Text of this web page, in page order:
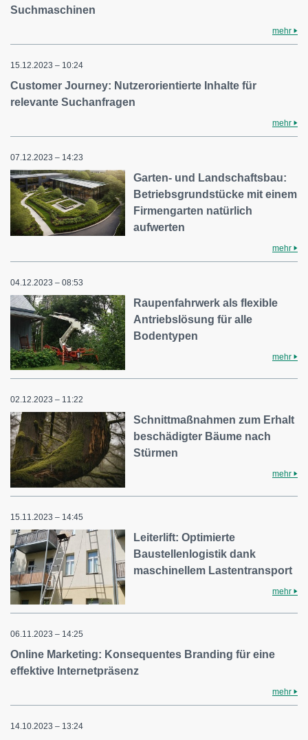
Suchmaschinen
mehr
15.12.2023 – 10:24
Customer Journey: Nutzerorientierte Inhalte für
relevante Suchanfragen
mehr
07.12.2023 – 14:23
Garten- und Landschaftsbau:
Betriebsgrundstücke mit einem
Firmengarten natürlich
aufwerten
mehr
04.12.2023 – 08:53
Raupenfahrwerk als flexible
Antriebslösung für alle
Bodentypen
mehr
02.12.2023 – 11:22
Schnittmaßnahmen zum Erhalt
beschädigter Bäume nach
Stürmen
mehr
15.11.2023 – 14:45
Leiterlift: Optimierte
Baustellenlogistik dank
maschinellem Lastentransport
mehr
06.11.2023 – 14:25
Online Marketing: Konsequentes Branding für eine
effektive Internetpräsenz
mehr
14.10.2023 – 13:24